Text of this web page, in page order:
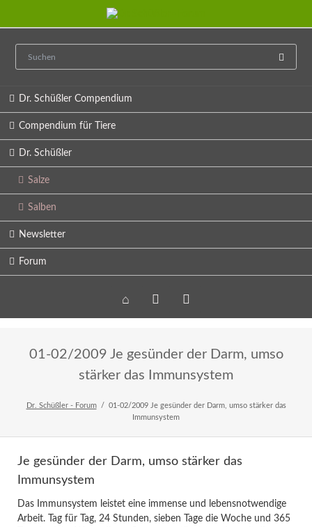
Dr. Schüßler Compendium
Compendium für Tiere
Dr. Schüßler
Salze
Salben
Newsletter
Forum
Home Veranstaltungen
Newsletter
01-02/2009 Je gesünder der Darm, umso
stärker das Immunsystem
Dr. Schüßler - Forum
01-02/2009 Je gesünder der Darm, umso stärker das
Immunsystem
Je gesünder der Darm, umso stärker das
Immunsystem
Das Immunsystem leistet eine immense und lebensnotwendige
Arbeit. Tag für Tag, 24 Stunden, sieben Tage die Woche und 365